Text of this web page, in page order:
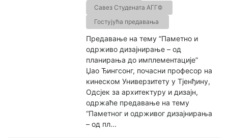
Савез Студената АГГФ
Гостујућа предавања
Предавање на тему “Паметно и
одрживо дизајнирање – од
планирања до имплементације”
Џао Ђингсонг, почасни професор на
кинеском Универзитету у Тјенђину,
Одсјек за архитектуру и дизајн,
одржаће предавање на тему
“Паметног и одрживог дизајнирања
– од пл...